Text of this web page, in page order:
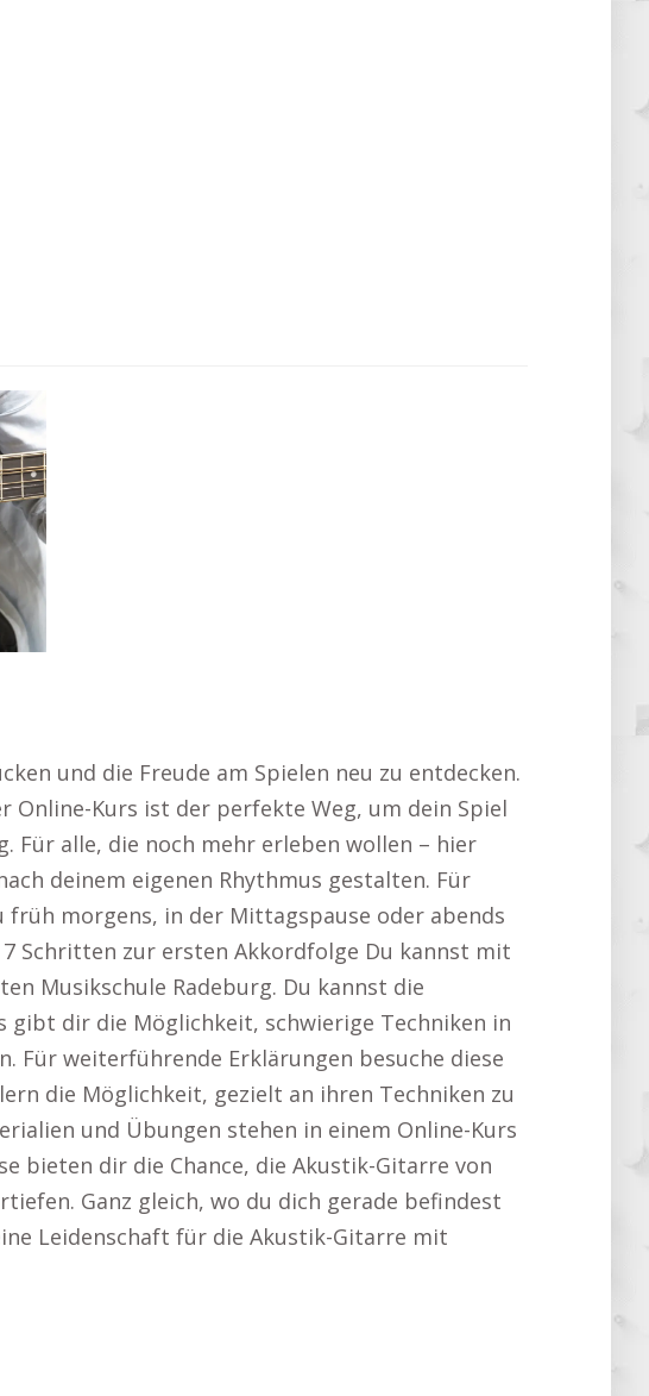
und die Freude am Spielen neu zu entdecken.
Online-Kurs ist der perfekte Weg, um dein Spiel
Für alle, die noch mehr erleben wollen – hier
deinem eigenen Rhythmus gestalten. Für
früh morgens, in der Mittagspause oder abends
Schritten zur ersten Akkordfolge Du kannst mit
Musikschule Radeburg. Du kannst die
gibt dir die Möglichkeit, schwierige Techniken in
Für weiterführende Erklärungen besuche diese
die Möglichkeit, gezielt an ihren Techniken zu
und Übungen stehen in einem Online-Kurs
bieten dir die Chance, die Akustik-Gitarre von
Ganz gleich, wo du dich gerade befindest
Leidenschaft für die Akustik-Gitarre mit